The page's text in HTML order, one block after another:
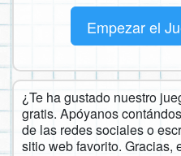
Empezar el
¿Te ha gustado nuestro
gratis. Apóyanos
de las redes sociales o
sitio web favorito. Gracias,